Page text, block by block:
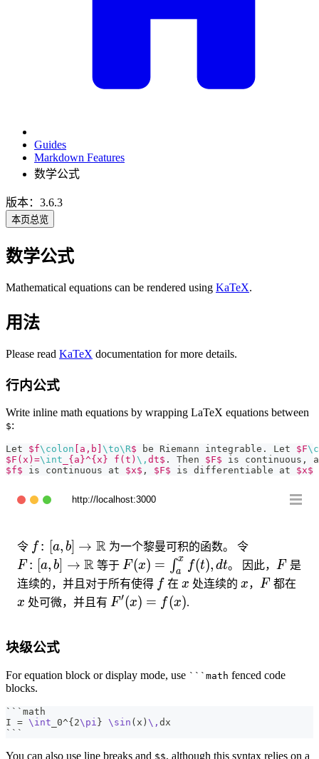
Guides
Markdown Features
数学公式
版本：3.6.3
本页总览
数学公式
Mathematical equations can be rendered using KaTeX.
用法
Please read KaTeX documentation for more details.
行内公式
Write inline math equations by wrapping LaTeX equations between
$:
Let $f\colon [a,b] \to\R$ be Riemann integrable. Let $F
$F(x)=\int _{a}^{x} f(t) \, dt$ . Then $F$ is continuous,
$f$ is continuous at $x$ , $F$ is differentiable at $x$
http://localhost:3000
令 f\colon[a,b]\to\R
f : a, b] → R 为一个黎曼可积的函数。 令
F : [a, b → R 等于 F(x)=\int_{a}^{x}
f(t),dt
F (x) = ∫a
x
f(t), dt。 因此， F
F 是
连续的，并且对于所有使得 ff 在x
x 处连续的x
x， F
F 都在
x 处可微，并且有 F'(x)=f(x)
F ′(x) = f(x).
块级公式
For equation block or display mode, use ```math fenced code
blocks.
```math
I = \int _0^{2\pi } \sin (x) \, dx
```
You can also use line breaks and $$, although this syntax relies on a